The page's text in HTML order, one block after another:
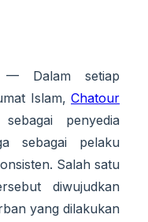
Dalam setiap
Islam, Chatour
penyedia
sebagai pelaku
Salah satu
diwujudkan
yang dilakukan